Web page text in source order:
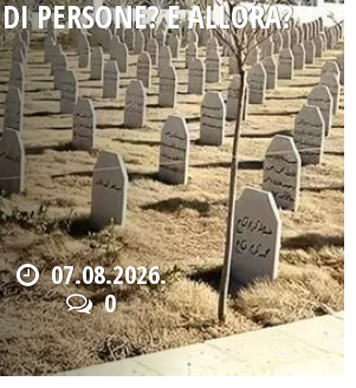
PERSONE? E ALLORA?
07.08.2026.
0